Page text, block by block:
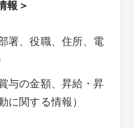
報＞
署、役職、住所、電
与の金額、昇給・昇
に関する情報）